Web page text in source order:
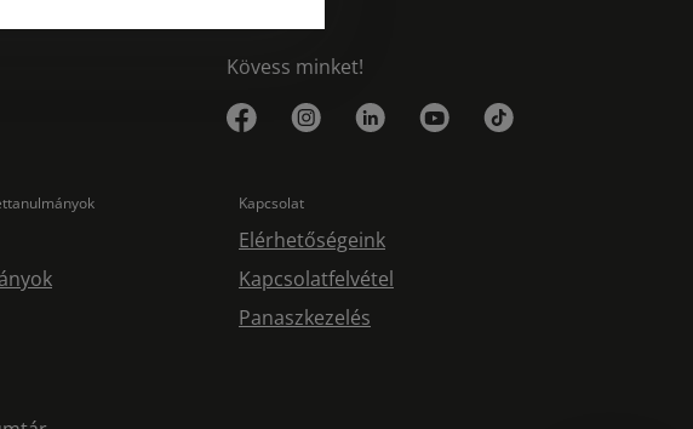
Kövess minket!
Kapcsolat
Elérhetőségeink
Kapcsolatfelvétel
Panaszkezelés